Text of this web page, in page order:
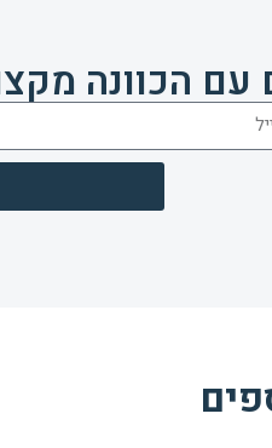
עם הכוונה